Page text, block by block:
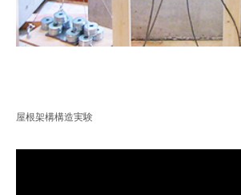
屋根架構構造実験